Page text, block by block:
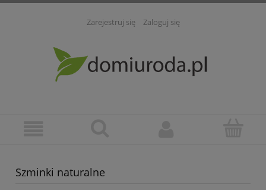
Zarejestruj się Zaloguj się
Szminki naturalne